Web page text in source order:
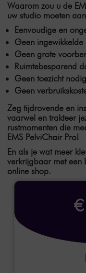
Waarom zou u de
uw studio moeten
Eenvoudige en
Geen ingewikkelde
Geen grote
Ruimtebesparend
Geen toezicht nodig
Geen
Zeg tijdrovende en
vaarwel en trakteer
rustmomenten die
EMS PelviChair Pro!
En als je wat meer
verkrijgbaar met een
online shop.